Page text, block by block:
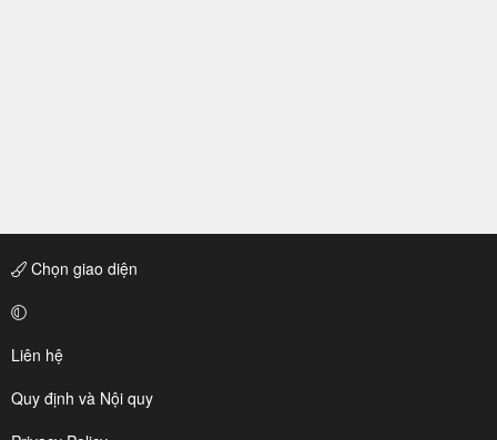
Chọn giao diện
Liên hệ
Quy định và Nội quy